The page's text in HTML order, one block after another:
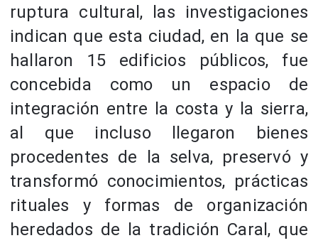
ruptura cultural, las investigaciones
indican que esta ciudad, en la que se
hallaron 15 edificios públicos, fue
concebida como un espacio de
integración entre la costa y la sierra,
al que incluso llegaron bienes
procedentes de la selva, preservó y
transformó conocimientos, prácticas
rituales y formas de organización
heredados de la tradición Caral, que